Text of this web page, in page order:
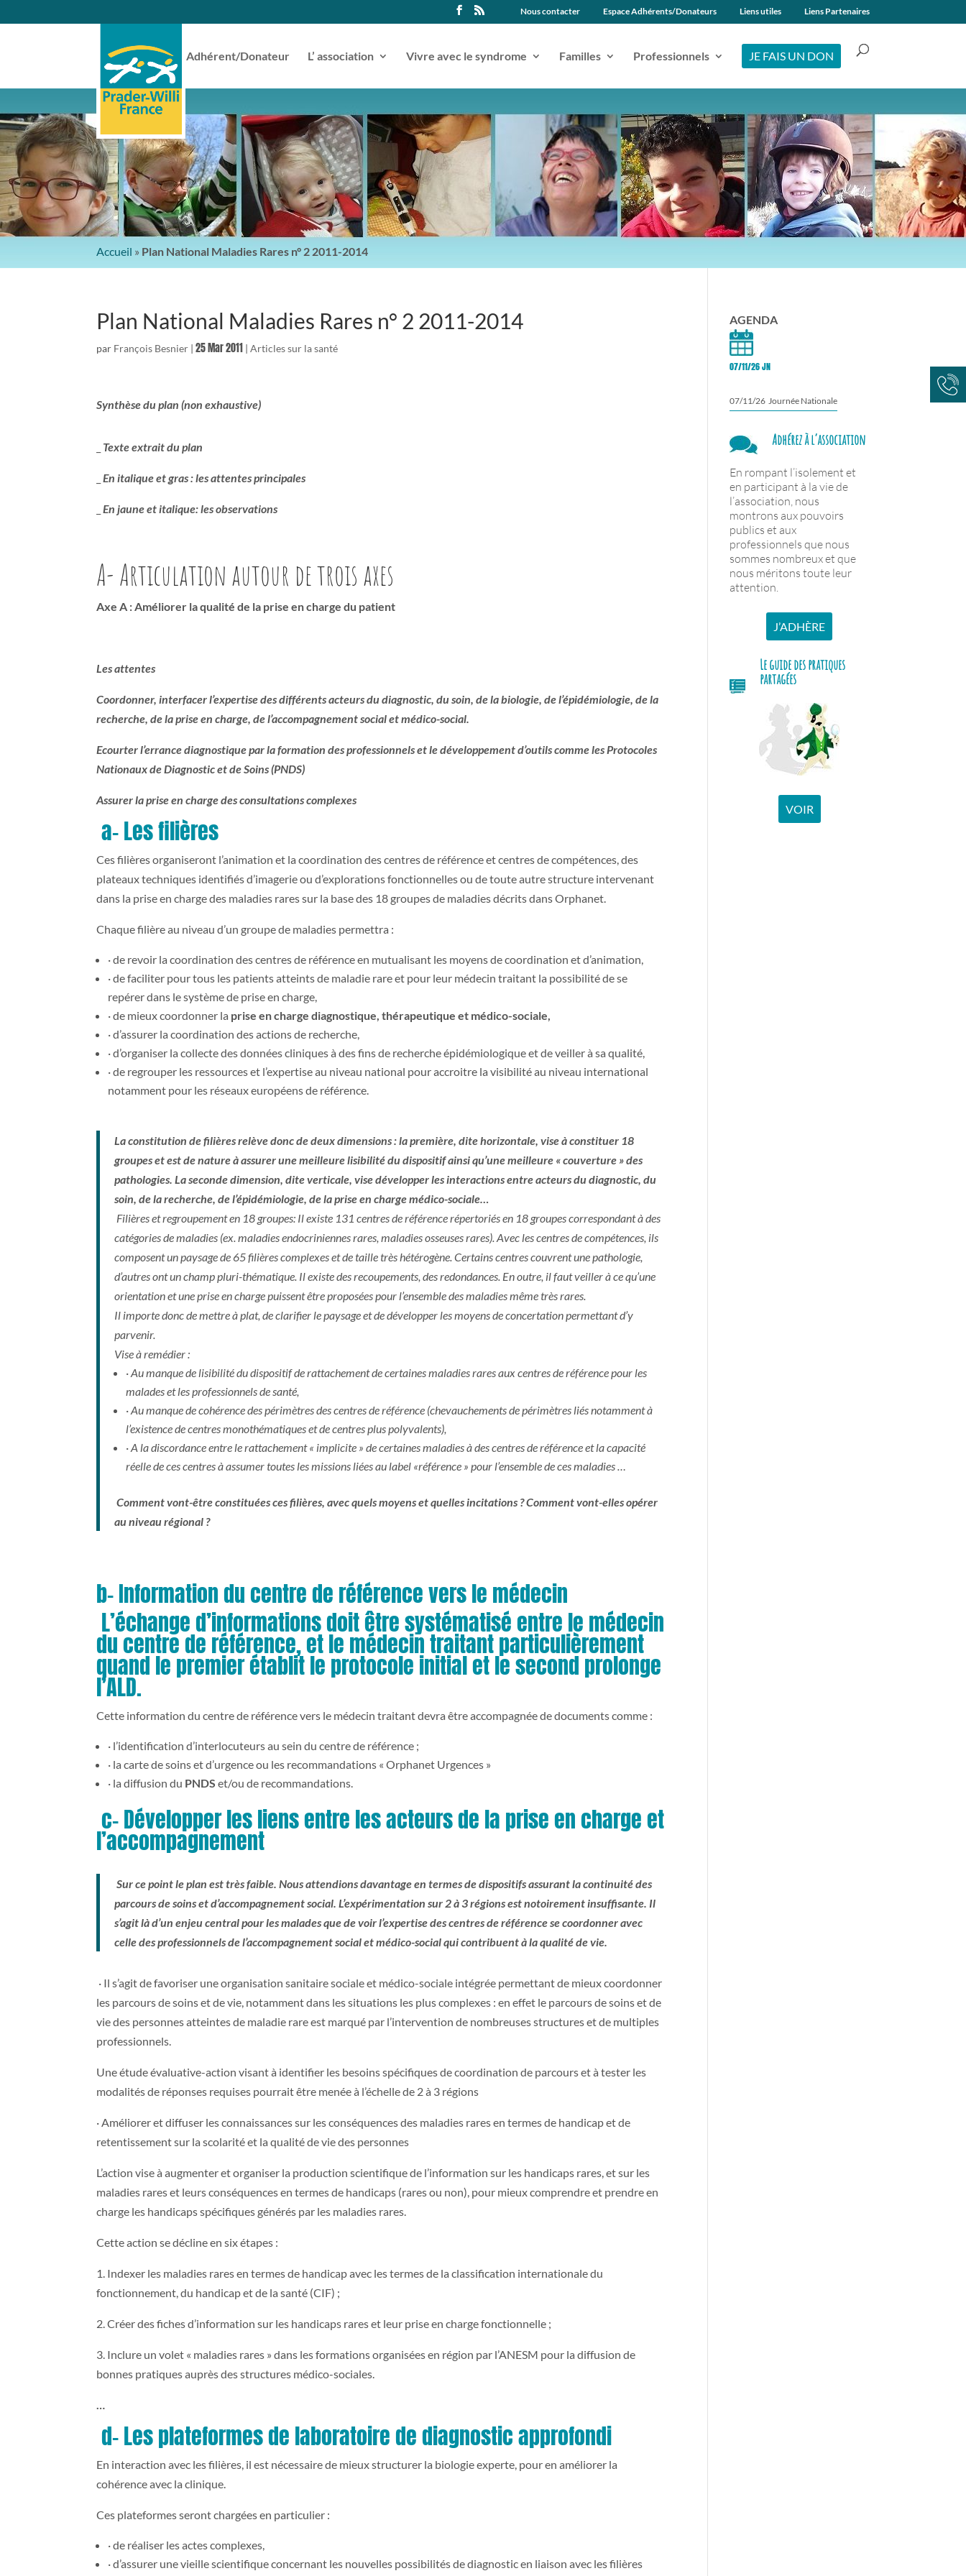
Nous contacter Espace Adhérents/Donateurs Liens utiles Liens Partenaires
Adhérent/Donateur L’ association Vivre avec le syndrome Familles Professionnels JE FAIS UN DON
Accueil » Plan National Maladies Rares n° 2 2011-2014
Plan National Maladies Rares n° 2 2011-2014
par François Besnier |25 Mar 2011 |Articles sur la santé
Synthèse du plan (non exhaustive)
Texte extrait du plan
En italique et gras : les attentes principales
En jaune et italique: les observations
A- Articulation autour de trois axes
Axe A : Améliorer la qualité de la prise en charge du patient
Les attentes
Coordonner, interfacer l’expertise des différents acteurs du diagnostic, du soin, de la biologie, de l’épidémiologie, de la
recherche, de la prise en charge, de l’accompagnement social et médico-social.
Ecourter l’errance diagnostique par la formation des professionnels et le développement d’outils comme les Protocoles
Nationaux de Diagnostic et de Soins (PNDS)
Assurer la prise en charge des consultations complexes
a- Les filières
Ces filières organiseront l’animation et la coordination des centres de référence et centres de compétences, des
plateaux techniques identifiés d’imagerie ou d’explorations fonctionnelles ou de toute autre structure intervenant
dans la prise en charge des maladies rares sur la base des 18 groupes de maladies décrits dans Orphanet.
Chaque filière au niveau d’un groupe de maladies permettra :
· de revoir la coordination des centres de référence en mutualisant les moyens de coordination et d’animation,
· de faciliter pour tous les patients atteints de maladie rare et pour leur médecin traitant la possibilité de se
repérer dans le système de prise en charge,
· de mieux coordonner la prise en charge diagnostique, thérapeutique et médico-sociale,
· d’assurer la coordination des actions de recherche,
· d’organiser la collecte des données cliniques à des fins de recherche épidémiologique et de veiller à sa qualité,
· de regrouper les ressources et l’expertise au niveau national pour accroitre la visibilité au niveau international
notamment pour les réseaux européens de référence.
La constitution de filières relève donc de deux dimensions : la première, dite horizontale, vise à constituer 18
groupes et est de nature à assurer une meilleure lisibilité du dispositif ainsi qu’une meilleure « couverture » des
pathologies. La seconde dimension, dite verticale, vise développer les interactions entre acteurs du diagnostic, du
soin, de la recherche, de l’épidémiologie, de la prise en charge médico-sociale…
Filières et regroupement en 18 groupes: Il existe 131 centres de référence répertoriés en 18 groupes correspondant à des
catégories de maladies (ex. maladies endocriniennes rares, maladies osseuses rares). Avec les centres de compétences, ils
composent un paysage de 65 filières complexes et de taille très hétérogène. Certains centres couvrent une pathologie,
d’autres ont un champ pluri-thématique. Il existe des recoupements, des redondances. En outre, il faut veiller à ce qu’une
orientation et une prise en charge puissent être proposées pour l’ensemble des maladies même très rares
Il importe donc de mettre à plat, de clarifier le paysage et de développer les moyens de concertation permettant d’y
parvenir.
Vise à remédier :
·Au manque de lisibilité du dispositif de rattachement de certaines maladies rares aux centres de référence pour les
malades et les professionnels de santé,
·Au manque de cohérence des périmètres des centres de référence (chevauchements de périmètres liés notamment à
l’existence de centres monothématiques et de centres plus polyvalents),
·A la discordance entre le rattachement « implicite » de certaines maladies à des centres de référence et la capacité
réelle de ces centres à assumer toutes les missions liées au label «référence » pour l’ensemble de ces maladies …
Comment vont-être constituées ces filières, avec quels moyens et quelles incitations ? Comment vont-elles opérer
au niveau régional ?
b- Information du centre de référence vers le médecin
L’échange d’informations doit être systématisé entre le médecin
du centre de référence, et le médecin traitant particulièrement
quand le premier établit le protocole initial et le second prolonge
l’ALD.
Cette information du centre de référence vers le médecin traitant devra être accompagnée de documents comme :
· l’identification d’interlocuteurs au sein du centre de référence ;
· la carte de soins et d’urgence ou les recommandations « Orphanet Urgences »
· la diffusion du PNDSet/ou de recommandations.
c- Développer les liens entre les acteurs de la prise en charge et
l’accompagnement
Sur ce point le plan est très faible. Nous attendions davantage en termes de dispositifs assurant la continuité des
parcours de soins et d’accompagnement social. L’expérimentation sur 2 à 3 régions est notoirement insuffisante. Il
s’agit là d’un enjeu central pour les malades que de voir l’expertise des centres de référence se coordonner avec
celle des professionnels de l’accompagnement social et médico-social qui contribuent à la qualité de vie.
· Il s’agit de favoriser une organisation sanitaire sociale et médico-sociale intégrée permettant de mieux coordonner
les parcours de soins et de vie, notamment dans les situations les plus complexes : en effet le parcours de soins et de
vie des personnes atteintes de maladie rare est marqué par l’intervention de nombreuses structures et de multiples
professionnels.
Une étude évaluative-action visant à identifier les besoins spécifiques de coordination de parcours et à tester les
modalités de réponses requises pourrait être menée à l’échelle de 2 à 3 régions
· Améliorer et diffuser les connaissances sur les conséquences des maladies rares en termes de handicap et de
retentissement sur la scolarité et la qualité de vie des personnes
L’action vise à augmenter et organiser la production scientifique de l’information sur les handicaps rares, et sur les
maladies rares et leurs conséquences en termes de handicaps (rares ou non), pour mieux comprendre et prendre en
charge les handicaps spécifiques générés par les maladies rares.
Cette action se décline en six étapes :
1. Indexer les maladies rares en termes de handicap avec les termes de la classification internationale du
fonctionnement, du handicap et de la santé (CIF) ;
2. Créer des fiches d’information sur les handicaps rares et leur prise en charge fonctionnelle ;
3. Inclure un volet « maladies rares » dans les formations organisées en région par l’ANESM pour la diffusion de
bonnes pratiques auprès des structures médico-sociales.
d- Les plateformes de laboratoire de diagnostic approfondi
En interaction avec les filières, il est nécessaire de mieux structurer la biologie experte, pour en améliorer la
cohérence avec la clinique.
Ces plateformes seront chargées en particulier :
· de réaliser les actes complexes,
· d’assurer une vieille scientifique concernant les nouvelles possibilités de diagnostic en liaison avec les filières
AGENDA
07/11/26 JN
07/11/26 Journée Nationale
Adhérez à l’association
En rompant l’isolement et
en participant à la vie de
l’association, nous
montrons aux pouvoirs
publics et aux
professionnels que nous
sommes nombreux et que
nous méritons toute leur
attention.
J’ADHÈRE
Le guide des pratiques
partagées
VOIR